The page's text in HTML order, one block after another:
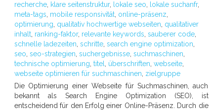
recherche, klare seitenstruktur, lokale seo lokale suchanfr,
meta-tags mobile responsivität, online-präsenz
optimierung qualitativ hochwertige webseiten qualitativer
inhalt, ranking-faktor, relevante keywords sauberer code,
schnelle ladezeiten schritte, search engine optimization
seo seo-strategien suchergebnisse, suchmaschinen
technische optimierung titel überschriften webseite,
webseite optimieren für suchmaschinen zielgruppe
Die Optimierung einer Webseite für Suchmaschinen, auch
bekannt als Search Engine Optimization (SEO), ist
entscheidend für den Erfolg einer Online-Präsenz. Durch die